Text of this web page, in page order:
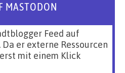
MASTODON
Feed auf
er externe Ressourcen
mit einem Klick